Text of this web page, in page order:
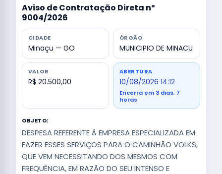
Aviso de Contratação Direta nº
9004/2026
CIDADE
Minaçu — GO
ÓRGÃO
MUNICIPIO DE MINACU
VALOR
R$ 20.500,00
ABERTURA
10/08/2026 14:12
Encerra em 3 dias, 7
horas
OBJETO:
DESPESA REFERENTE À EMPRESA ESPECIALIZADA EM
FAZER ESSES SERVIÇOS PARA O CAMINHÃO VOLKS,
QUE VEM NECESSITANDO DOS MESMOS COM
FREQUÊNCIA, EM RAZÃO DO SEU INTENSO E